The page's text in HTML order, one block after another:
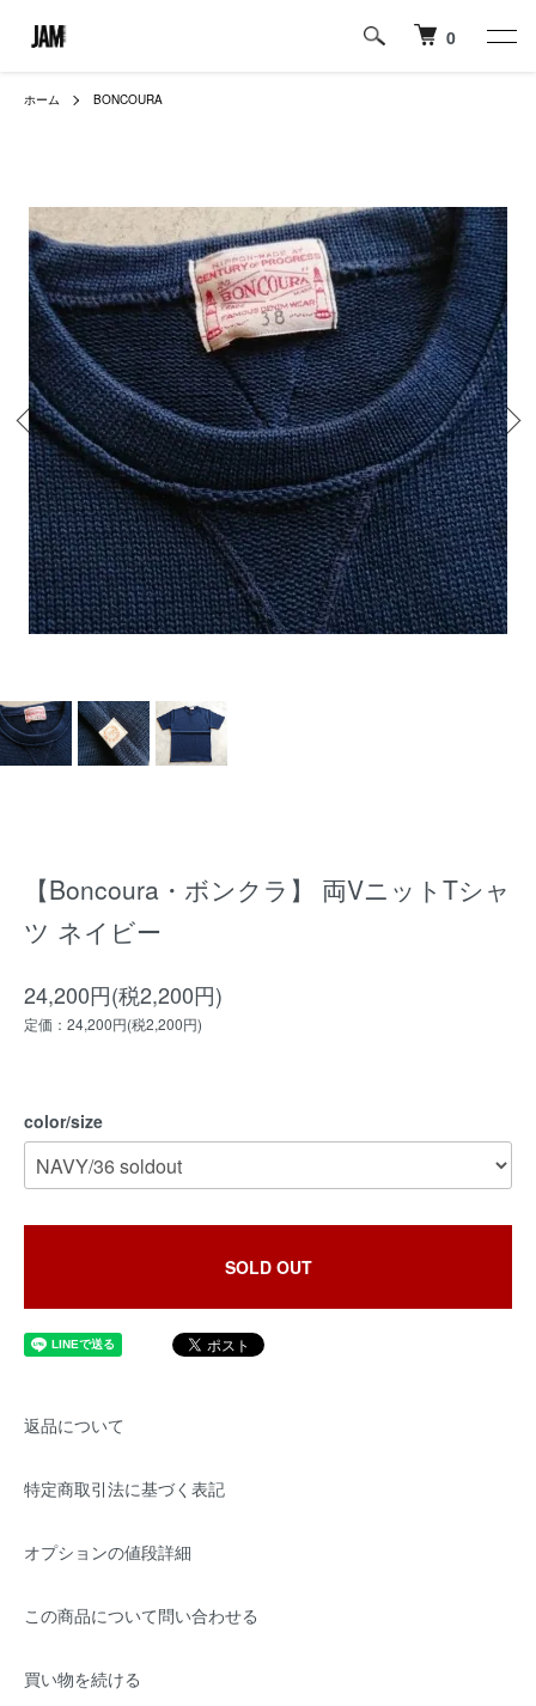
0
ホーム BONCOURA
【Boncoura・ボンクラ】 両VニットTシャ
ツ ネイビー
24,200円(税2,200円)
定価：24,200円(税2,200円)
color/size
SOLD OUT
返品について
特定商取引法に基づく表記
オプションの値段詳細
この商品について問い合わせる
買い物を続ける